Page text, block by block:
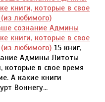
сознание Админы
книги, которые в свое
любимого) 15 книг,
Админы Литоты
которые в свое время
А какие книги
Воннегу...